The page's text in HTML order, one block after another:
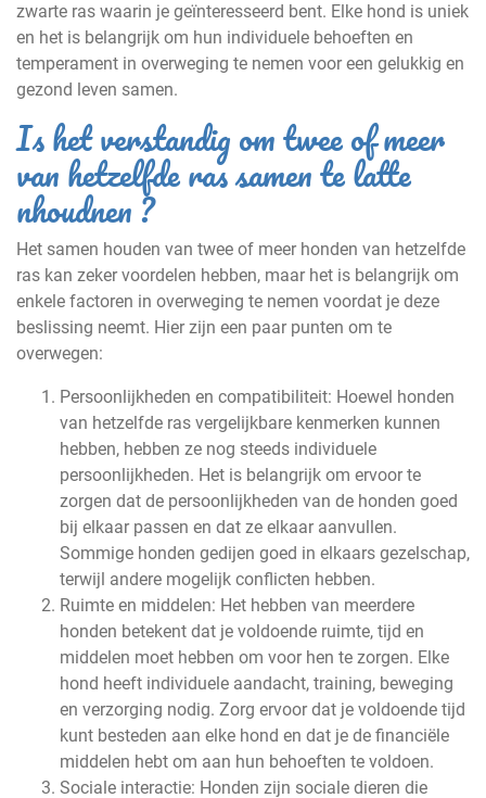
zwarte ras waarin je geïnteresseerd bent. Elke hond is uniek
en het is belangrijk om hun individuele behoeften en
temperament in overweging te nemen voor een gelukkig en
gezond leven samen.
Is het verstandig om twee of meer
van hetzelfde ras samen te latte
nhoudnen ?
Het samen houden van twee of meer honden van hetzelfde
ras kan zeker voordelen hebben, maar het is belangrijk om
enkele factoren in overweging te nemen voordat je deze
beslissing neemt. Hier zijn een paar punten om te
overwegen:
Persoonlijkheden en compatibiliteit: Hoewel honden
van hetzelfde ras vergelijkbare kenmerken kunnen
hebben, hebben ze nog steeds individuele
persoonlijkheden. Het is belangrijk om ervoor te
zorgen dat de persoonlijkheden van de honden goed
bij elkaar passen en dat ze elkaar aanvullen.
Sommige honden gedijen goed in elkaars gezelschap,
terwijl andere mogelijk conflicten hebben.
Ruimte en middelen: Het hebben van meerdere
honden betekent dat je voldoende ruimte, tijd en
middelen moet hebben om voor hen te zorgen. Elke
hond heeft individuele aandacht, training, beweging
en verzorging nodig. Zorg ervoor dat je voldoende tijd
kunt besteden aan elke hond en dat je de financiële
middelen hebt om aan hun behoeften te voldoen.
Sociale interactie: Honden zijn sociale dieren die